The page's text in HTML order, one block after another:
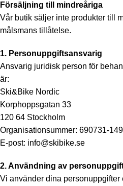
Försäljning till mindreåriga
Vår butik säljer inte produkter till
målsmans tillåtelse.
1. Personuppgiftsansvarig
Ansvarig juridisk person för
är:
Ski&Bike Nordic
Korphoppsgatan 33
120 64 Stockholm
Organisationsummer: 690731-
E-post: info@skibike.se
2. Användning av
Vi använder dina personuppgifter